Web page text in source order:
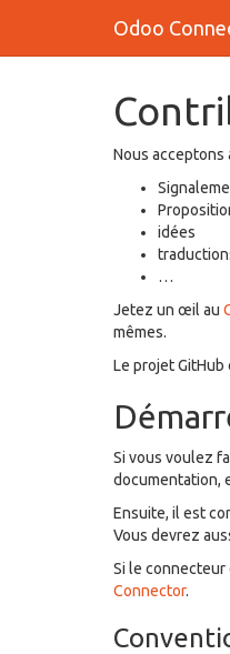
Odoo
Nous acceptons
idées
…
Jetez un œil au
mêmes.
Le projet GitHub
Si vous voulez
documentation,
Ensuite, il est
Vous devrez
Si le connecteur
Connector.